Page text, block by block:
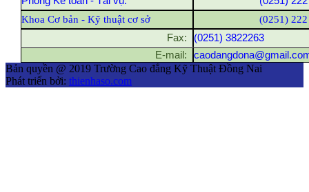
Khoa Cơ bản - Kỹ thuật cơ sở
(0251)
Fax:
(0251) 3822263
E-mail:
Bản quyền @ 2019 Trường Cao đẳng Kỹ Thuật Đồng Nai
Phát triển bởi: thienhaso.com